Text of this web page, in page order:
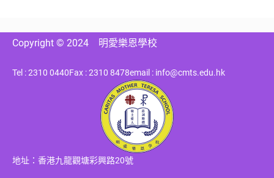
Copyright © 2024 明愛樂恩學校
Tel : 2310 0440Fax : 2310 8478email : info@cmts.edu.hk
地址：香港九龍觀塘彩興路20號